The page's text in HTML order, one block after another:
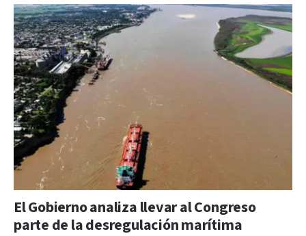
El Gobierno analiza llevar al Congreso
parte de la desregulación marítima